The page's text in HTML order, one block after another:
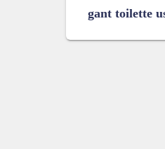
gant toilette